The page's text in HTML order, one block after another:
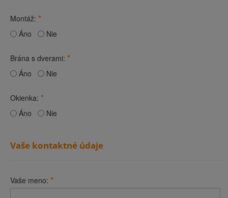
Montáž: *
Áno Nie
Brána s dverami: *
Áno Nie
Okienka: *
Áno Nie
Vaše kontaktné údaje
Vaše meno: *